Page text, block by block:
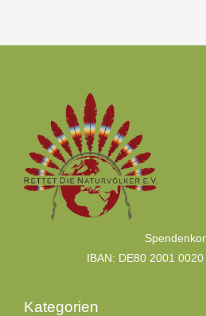
IBAN: DE80 2001
Kategorien